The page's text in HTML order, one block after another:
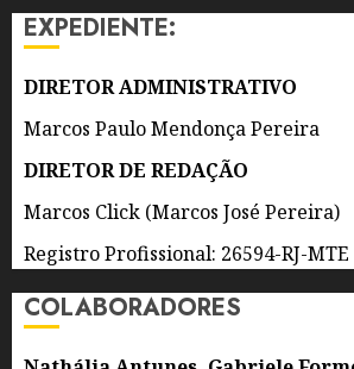
AGOSTO
DE 2026
0
EXPEDIENTE:
DIRETOR ADMINISTRATIVO
Marcos Paulo Mendonça Pereira
DIRETOR DE REDAÇÃO
Marcos Click (Marcos José Pereira)
Registro Profissional: 26594-RJ-MTE
COLABORADORES